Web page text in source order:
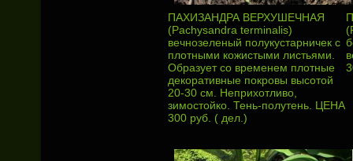
ПАХИЗАНДРА ВЕРХУШЕЧНАЯ
(Рachysandra terminalis)
вечнозеленый полукустарничек с
плотными кожистыми листьями.
Образует со временем плотные
декоративные покровы высотой
20-30 см. Неприхотливо,
зимостойко. Тень-полутень. ЦЕНА
300 руб. ( дел.)